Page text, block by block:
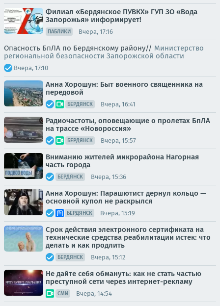
Филиал «Бердянское ПУВКХ» ГУП ЗО «Вода
Запорожья» информирует!
ПАБЛИКИ Вчера, 17:16
Опасность БпЛА по Бердянскому району// Министерство
региональной безопасности Запорожской области
Вчера, 17:10
Анна Хорошун: Быт военного священника на
передовой
БЕРДЯНСК Вчера, 16:41
Радиочастоты, оповещающие о пролетах БпЛА
на трассе «Новороссия»
БЕРДЯНСК Вчера, 15:57
Вниманию жителей микрорайона Нагорная
часть города
БЕРДЯНСК Вчера, 15:36
Анна Хорошун: Парашютист дернул кольцо —
основной купол не раскрылся
БЕРДЯНСК Вчера, 15:19
Срок действия электронного сертификата на
технические средства реабилитации истек: что
делать и как продлить
БЕРДЯНСК Вчера, 15:12
Не дайте себя обмануть: как не стать частью
преступной сети через интернет-рекламу
СМИ Вчера, 14:54